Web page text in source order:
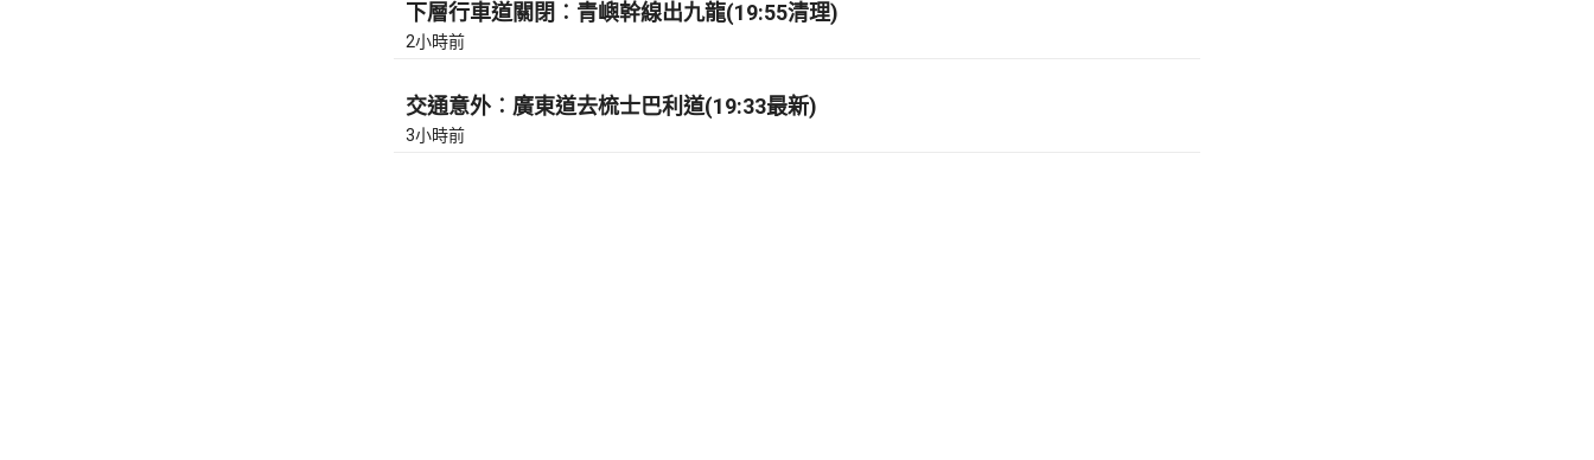
下層行車道關閉︰青嶼幹線出九龍(19:55清理)
2小時前
交通意外︰廣東道去梳士巴利道(19:33最新)
3小時前